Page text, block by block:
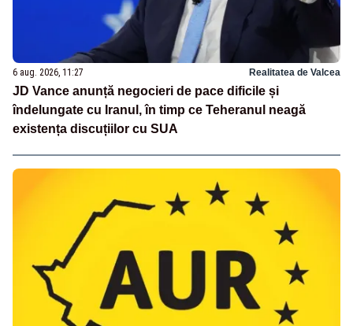
6 aug. 2026, 11:27 Realitatea de Valcea
JD Vance anunță negocieri de pace dificile și
îndelungate cu Iranul, în timp ce Teheranul neagă
existența discuțiilor cu SUA